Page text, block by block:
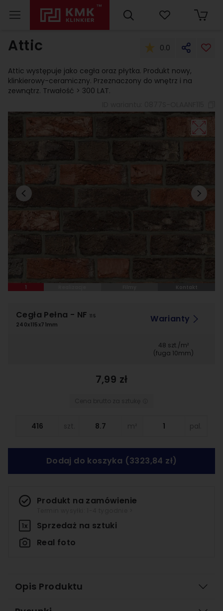
Attic 0.0
Attic występuje jako cegła oraz płytka. Produkt nowy,
klinkierowy-ceramiczny. Przeznaczony do wnętrz i na
zewnątrz. Trwałość > 300 LAT.
1 Kontakt
Cegła Pełna - NF 115
240x115x71mm
Warianty
48 szt./m²
(fuga 10mm)
7,99 zł
pal.
Dodaj do koszyka (3323,84 zł)
Produkt na zamówienie
Sprzedaż na sztuki
Real foto
Opis Produktu